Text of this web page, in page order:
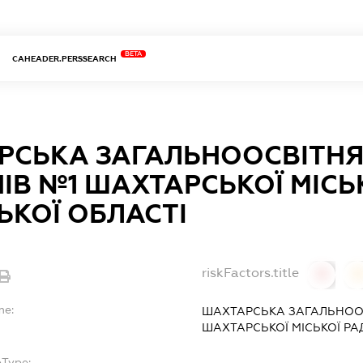
CAHEADER.PERSSEARCH
BETA
№1 ШАХТАРСЬКОЇ
ОБЛАСТІ
riskFactors.title
ШАХТАРСЬКА
ШАХТАРСЬКОЇ МІСЬКОЇ